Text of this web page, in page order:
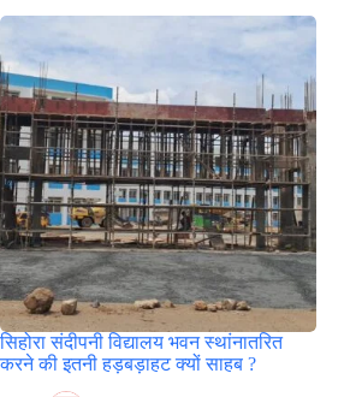
सिहोरा संदीपनी विद्यालय भवन स्थांनातरित
करने की इतनी हड़बड़ाहट क्यों साहब ?